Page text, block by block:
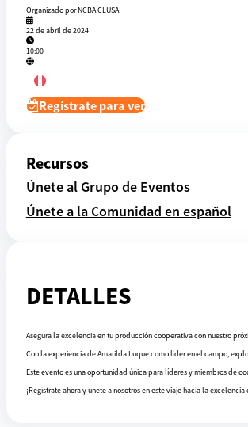
Organizado por NCBA CLUSA
22 de abril de 2024
10:00
Regístrate para ver
Recursos
Únete al Grupo de Eventos
Únete a la Comunidad en español
DETALLES
Asegura la excelencia en tu producción cooperativa con nuestro
Con la experiencia de Amarilda Luque como líder en el campo,
Este evento es una oportunidad única para líderes y miembros de
¡Regístrate ahora y únete a nosotros en este viaje hacia la